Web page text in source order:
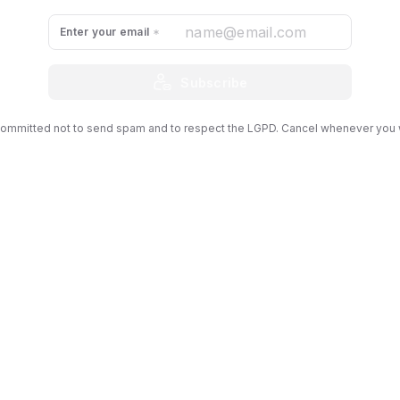
de culpar famílias ou romantizar um passado sem
a infância atual está profundamente entrelaçada
quando a rotina escolar é interrompida.
Enter your email
not to send spam and to respect the LGPD. Cancel whenever you